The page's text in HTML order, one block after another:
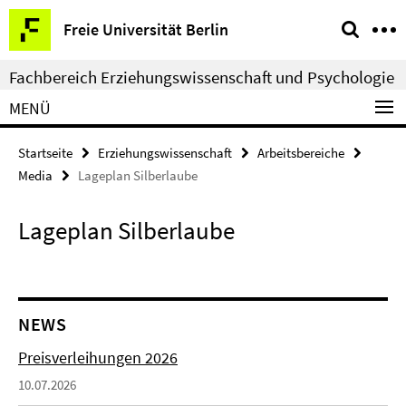
Springe
direkt
zu
Inhalt
Freie Universität Berlin
Service-
Navigation
Fachbereich Erziehungswissenschaft und Psychologie
MENÜ
Startseite Erziehungswissenschaft
Arbeitsbereiche
Media
Lageplan Silberlaube
Lageplan Silberlaube
NEWS
Preisverleihungen 2026
10.07.2026